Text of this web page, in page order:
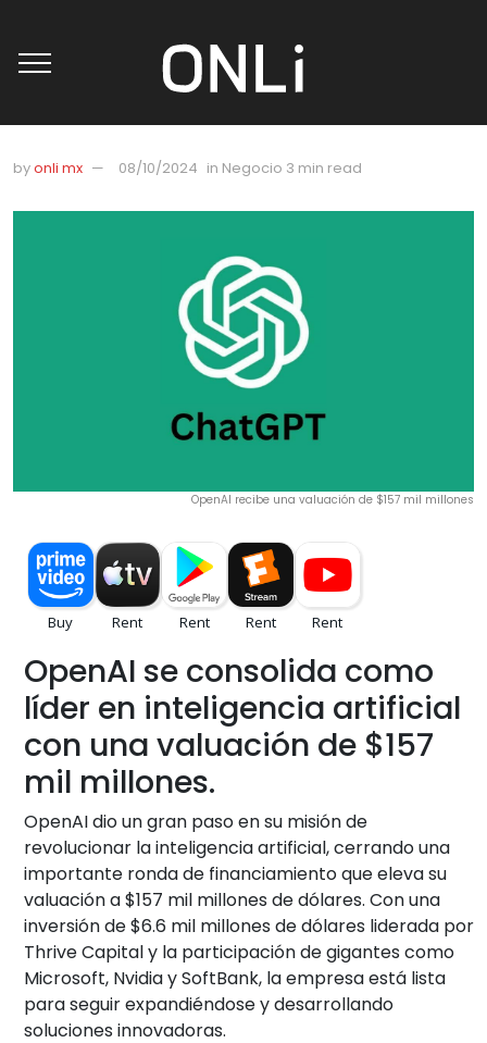
byonli mx 08/10/2024 in Negocio 3 min read
OpenAI recibe una valuación de $157 mil millones
OpenAI se consolida como
líder en inteligencia artificial
con una valuación de $157
mil millones.
OpenAI dio un gran paso en su misión de
revolucionar la inteligencia artificial, cerrando una
importante ronda de financiamiento que eleva su
valuación a $157 mil millones de dólares. Con una
inversión de $6.6 mil millones de dólares liderada por
Thrive Capital y la participación de gigantes como
Microsoft, Nvidia y SoftBank, la empresa está lista
para seguir expandiéndose y desarrollando
soluciones innovadoras.